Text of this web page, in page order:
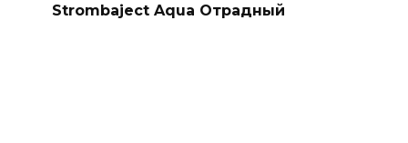
Strombaject Aqua Отрадный